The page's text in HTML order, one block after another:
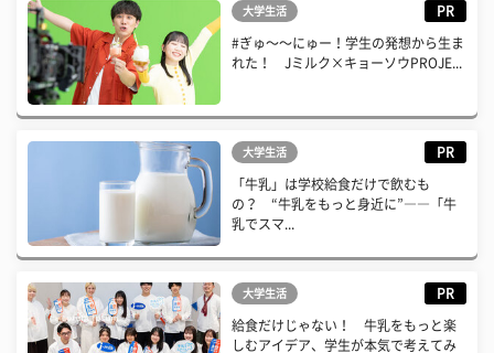
大学生活 PR
#ぎゅ〜〜にゅー！学生の発想から生ま
れた！ Jミルク×キョーソウPROJE...
大学生活 PR
「牛乳」は学校給食だけで飲むも
の？ “牛乳をもっと身近に”――「牛
乳でスマ...
大学生活 PR
給食だけじゃない！ 牛乳をもっと楽
しむアイデア、学生が本気で考えてみ